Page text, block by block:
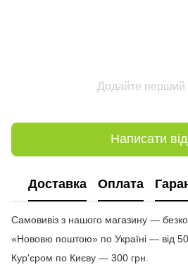
Додайте перший
Написати
Доставка Оплата
Самовивіз з нашого магазину —
«Нововю поштою» по Україні — від
Кур'єром по Києву — 300 грн.